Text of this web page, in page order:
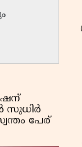
സുധിർ
പേര്